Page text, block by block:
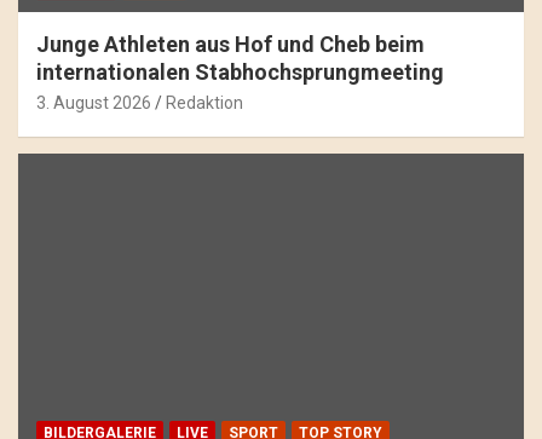
Junge Athleten aus Hof und Cheb beim
internationalen Stabhochsprungmeeting
3. August 2026 Redaktion
BILDERGALERIE LIVE SPORT TOP STORY